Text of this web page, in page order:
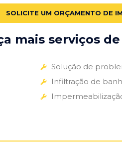
SOLICITE UM ORÇAMENTO DE
mais serviços
Solução de
Infiltração de